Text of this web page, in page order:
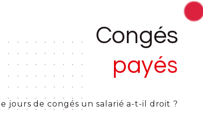
Congés
payés
jours de congés un salarié a-t-il droit ?